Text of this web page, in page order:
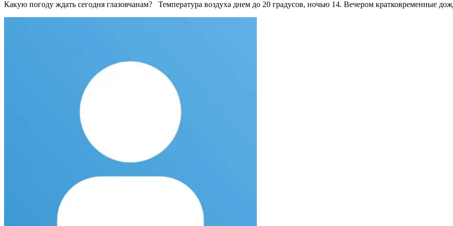
Какую погоду ждать сегодня глазовчанам? Температура воздуха днем до 20 градусов, ночью 14. Вечером кратковременные